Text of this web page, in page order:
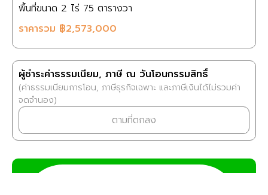
พื้นที่ขนาด 2 ไร่ 75 ตารางวา
ราคารวม ฿2,573,000
ผู้ชำระค่าธรรมเนียม, ภาษี ณ วันโอนกรรมสิทธิ์
(ค่าธรรมเนียมการโอน, ภาษีธุรกิจเฉพาะ และภาษีเงินได้ไม่รวมค่า
จดจำนอง)
ตามที่ตกลง